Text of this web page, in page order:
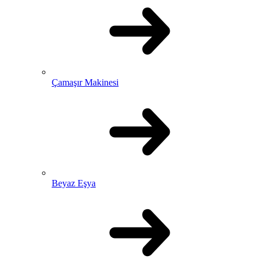
Çamaşır Makinesi
Beyaz Eşya